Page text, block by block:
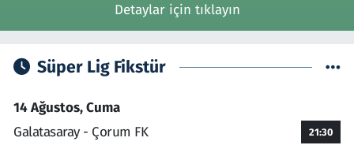
Detaylar için tıklayın
Süper Lig Fikstür
14 Ağustos, Cuma
Galatasaray - Çorum FK
21:30